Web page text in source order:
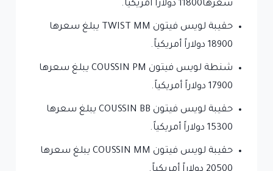
سعرها11800 دولاراً أمريكيا.
حقيبة لويس فيتون TWIST MM يبلغ سعرها
18900 دولاراً أمريكياً.
شنطة لويس فيتون COUSSIN PM يبلغ سعرها
17900 دولاراً أمريكياً.
حقيبة لويس فيتون COUSSIN BB يبلغ سعرها
15300 دولاراً أمريكياً.
حقيبة لويس فيتون COUSSIN MM يبلغ سعرها